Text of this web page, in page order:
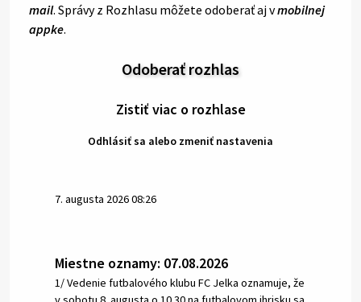
mail. Správy z Rozhlasu môžete odoberať aj vmobilnej
appke.
Odoberať rozhlas
Zistiť viac o rozhlase
Odhlásiť sa alebo zmeniť nastavenia
7. augusta 2026 08:26
Miestne oznamy: 07.08.2026
1/ Vedenie futbalového klubu FC Jelka oznamuje, že